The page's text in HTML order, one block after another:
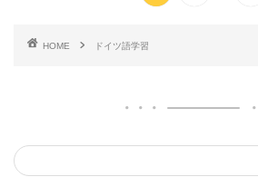
HOME ドイツ語学習